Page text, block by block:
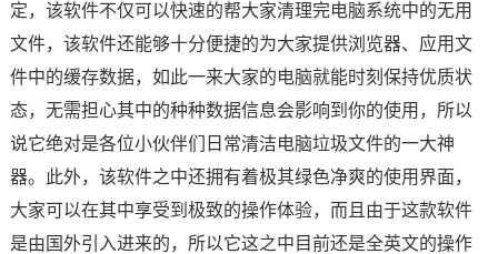
定，该软件不仅可以快速的帮大家清理完电脑系统中的无用
文件，该软件还能够十分便捷的为大家提供浏览器、应用文
件中的缓存数据，如此一来大家的电脑就能时刻保持优质状
态，无需担心其中的种种数据信息会影响到你的使用，所以
说它绝对是各位小伙伴们日常清洁电脑垃圾文件的一大神
器。此外，该软件之中还拥有着极其绿色净爽的使用界面，
大家可以在其中享受到极致的操作体验，而且由于这款软件
是由国外引入进来的，所以它这之中目前还是全英文的操作